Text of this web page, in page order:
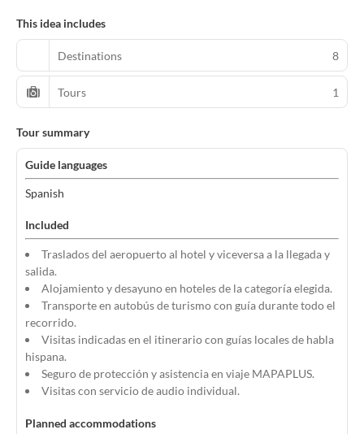
This idea includes
Destinations 8
Tours 1
Tour summary
Guide languages
Spanish
Included
Traslados del aeropuerto al hotel y viceversa a la llegada y
salida.
Alojamiento y desayuno en hoteles de la categoría elegida.
Transporte en autobús de turismo con guía durante todo el
recorrido.
Visitas indicadas en el itinerario con guías locales de habla
hispana.
Seguro de protección y asistencia en viaje MAPAPLUS.
Visitas con servicio de audio individual.
Planned accommodations